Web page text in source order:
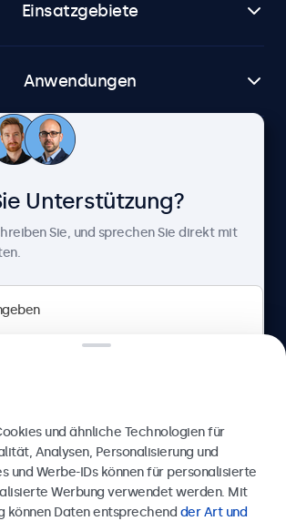
Einsatzgebiete
Anwendungen
Kundenservice
59, 40212 Düsseldorf, Deutschland
Unterstützung?
Sie, und sprechen Sie direkt mit
Anfrage senden
und ähnliche Technologien für
Analysen, Personalisierung und
und Werbe-IDs können für personalisierte
Werbung verwendet werden. Mit
können Daten entsprechend der Art und